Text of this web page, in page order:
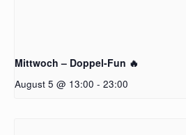
Mittwoch – Doppel-Fun 🔥
August 5 @ 13:00 - 23:00